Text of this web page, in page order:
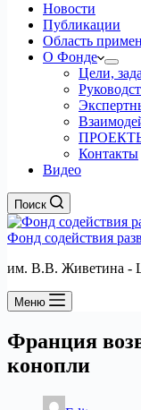
Новости
Публикации
Область
О Фонде
Цели,
Контакты
Видео
Поиск
Фонд содействия
им. В.В. Живетина -
Меню
Франция
конопли